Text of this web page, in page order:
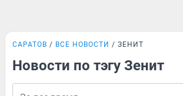
САРАТОВ ВСЕ НОВОСТИ ЗЕНИТ
Новости по тэгу Зенит